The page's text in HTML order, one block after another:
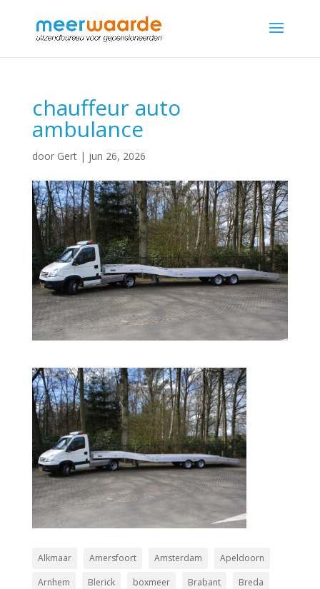
chauffeur auto
ambulance
door Gert| jun 26, 2026
Alkmaar Amersfoort Amsterdam
Apeldoorn
Arnhem
Blerick boxmeer Brabant
Breda